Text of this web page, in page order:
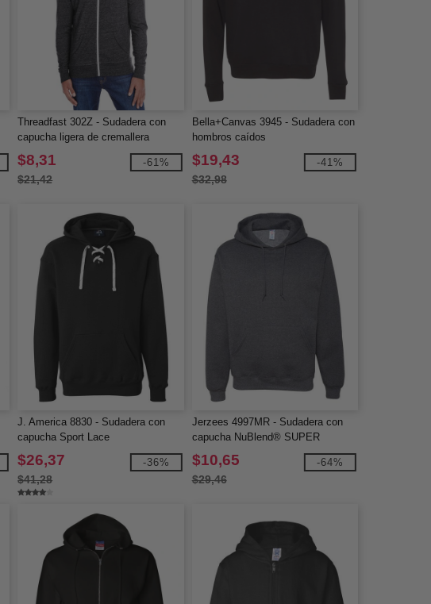
Threadfast 302Z - Sudadera con
capucha ligera de cremallera
completa triblend unisex
$8,31
$21,42
-61%
Bella+Canvas 3945 - Sudadera con
hombros caídos
$19,43
$32,98
-41%
J. America 8830 - Sudadera con
capucha Sport Lace
$26,37
$41,28
-36%
Jerzees 4997MR - Sudadera con
capucha NuBlend® SUPER
SWEATS
$10,65
$29,46
-64%